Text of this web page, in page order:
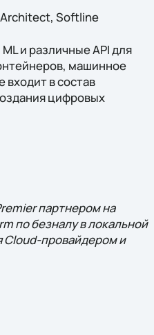
Architect, Softline
и различные API для
машинное
входит в состав
цифровых
партнером на
по безналу в локальной
Cloud-провайдером и